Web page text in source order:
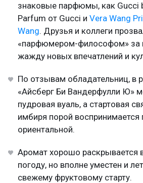
знаковые парфюмы, как Gucci
Parfum от Gucci и Vera Wang
Wang. Друзья и коллеги
«парфюмером-философом» за
жажду новых впечатлений и
По отзывам обладательниц, в
«Айсберг Би Вандерфулли Ю»
пудровая вуаль, а стартовая
имбиря порой воспринимается
ориентальной.
Аромат хорошо раскрывается
погоду, но вполне уместен и
свежему фруктовому старту.